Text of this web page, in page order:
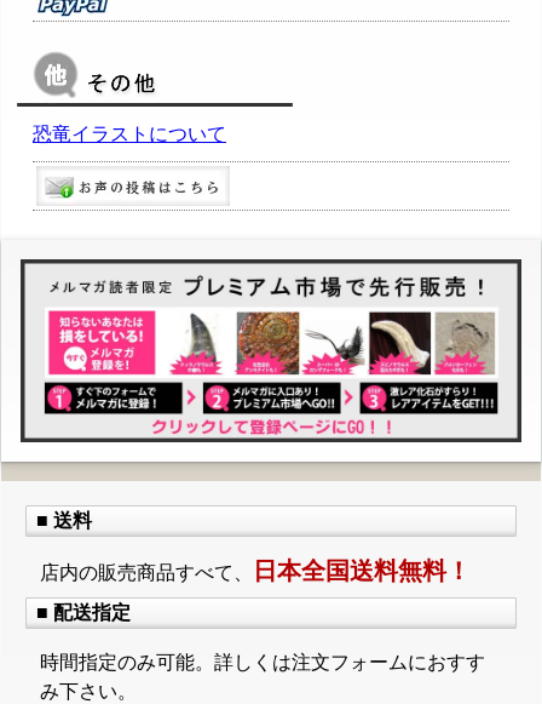
恐竜イラストについて
■ 送料
店内の販売商品すべて、 日本全国送料無料！
■ 配送指定
時間指定のみ可能。詳しくは注文フォームにおすす
み下さい。